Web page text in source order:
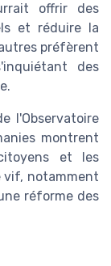
offrir des
et réduire la
préfèrent
des
l'Observatoire
montrent
et les
vif, notamment
réforme des